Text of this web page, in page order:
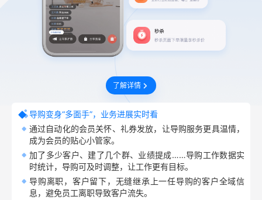
了解详情
导购变身“多面手”，业务进展实时看
通过自动化的会员关怀、礼券发放，让导购服务更具温情，
成为会员的贴心小管家。
加了多少客户、建了几个群、业绩提成……导购工作数据实
时统计，导购可及时调整，让工作更有目标。
导购离职，客户留下，无缝继承上一任导购的客户全域信
息，避免员工离职导致客户流失。